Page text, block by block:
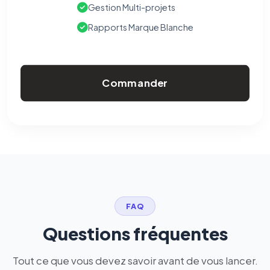
Gestion Multi-projets
Rapports Marque Blanche
Commander
FAQ
Questions fréquentes
Tout ce que vous devez savoir avant de vous lancer.